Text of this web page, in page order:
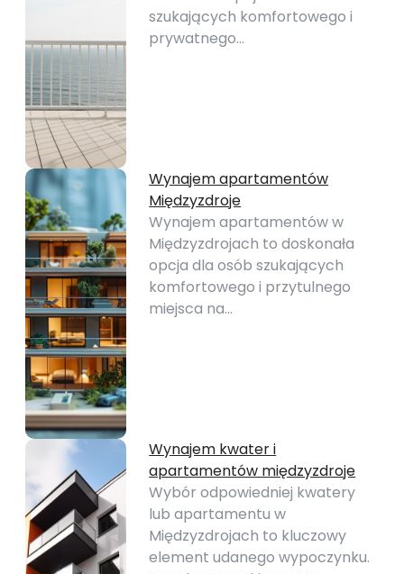
szukających komfortowego i
prywatnego…
Wynajem apartamentów
Międzyzdroje
Wynajem apartamentów w
Międzyzdrojach to doskonała
opcja dla osób szukających
komfortowego i przytulnego
miejsca na…
Wynajem kwater i
apartamentów międzyzdroje
Wybór odpowiedniej kwatery
lub apartamentu w
Międzyzdrojach to kluczowy
element udanego wypoczynku.